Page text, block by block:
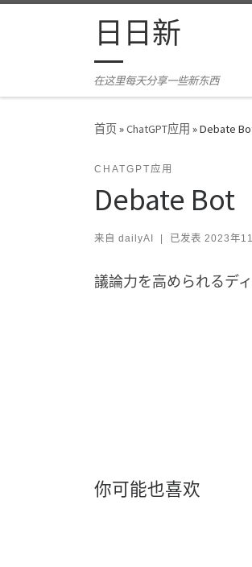
Skip to content日日新
在这里每天分享一些新东西
首页»ChatGPT应用 »Debate
CHATGPT应用
Debate Bot
来自 dailyAI 已发表 2023年
議論力を高められるデ
你可能也喜欢